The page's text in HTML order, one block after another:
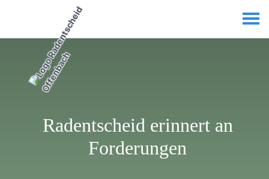
Radentscheid erinnert an
Forderungen